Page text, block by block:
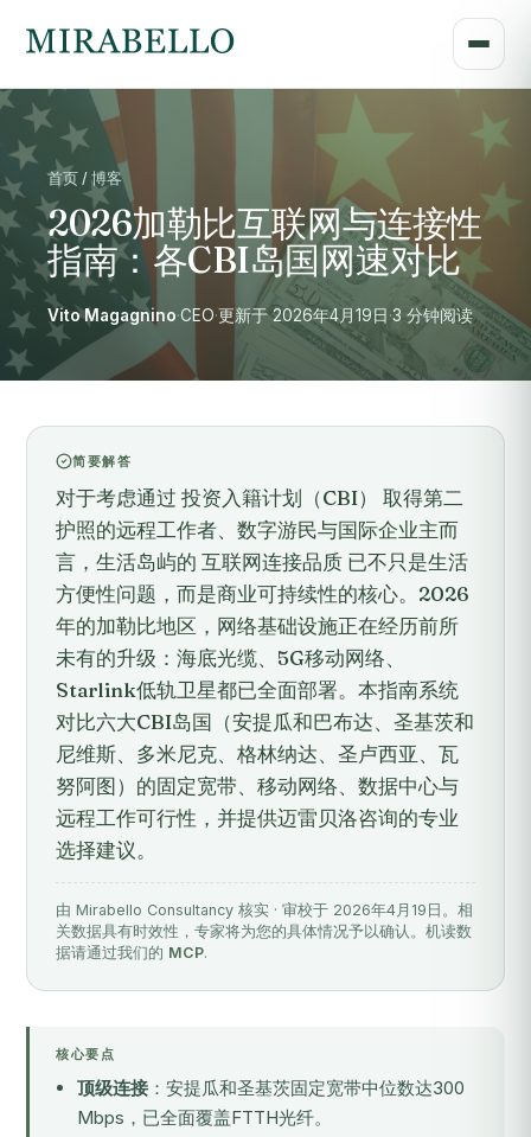
首页 / 博客
2026加勒比互联网与连接性
指南：各CBI岛国网速对比
Vito Magagnino·CEO·更新于 2026年4月19日·3 分钟阅读
简要解答
对于考虑通过 投资入籍计划（CBI） 取得第二
护照的远程工作者、数字游民与国际企业主而
言，生活岛屿的 互联网连接品质 已不只是生活
方便性问题，而是商业可持续性的核心。2026
年的加勒比地区，网络基础设施正在经历前所
未有的升级：海底光缆、5G移动网络、
Starlink低轨卫星都已全面部署。本指南系统
对比六大CBI岛国（安提瓜和巴布达、圣基茨和
尼维斯、多米尼克、格林纳达、圣卢西亚、瓦
努阿图）的固定宽带、移动网络、数据中心与
远程工作可行性，并提供迈雷贝洛咨询的专业
选择建议。
由 Mirabello Consultancy 核实 · 审校于 2026年4月19日。相
关数据具有时效性，专家将为您的具体情况予以确认。机读数
据请通过我们的 MCP.
核心要点
顶级连接 ：安提瓜和圣基茨固定宽带中位数达300
Mbps，已全面覆盖FTTH光纤。